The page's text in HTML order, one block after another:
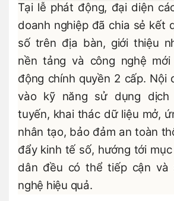
Tại lễ phát động, đại diện
doanh nghiệp đã chia sẻ kết
số trên địa bàn, giới thiệu
nền tảng và công nghệ
động chính quyền 2 cấp. Nội
vào kỹ năng sử dụng
tuyến, khai thác dữ liệu mở,
nhân tạo, bảo đảm an toàn
đẩy kinh tế số, hướng tới
dân đều có thể tiếp cận và
nghệ hiệu quả.